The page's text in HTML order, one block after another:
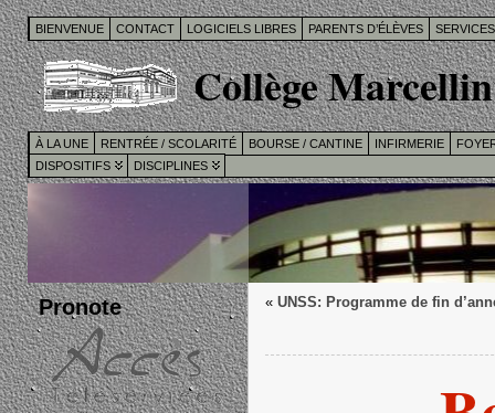
BIENVENUE CONTACT LOGICIELS LIBRES PARENTS D’ÉLÈVES
Collège
À LA UNE RENTRÉE / SCOLARITÉ BOURSE / CANTINE INFIRMERIE
DISPOSITIFS
DISCIPLINES
Pronote « UNSS: Programme de fin